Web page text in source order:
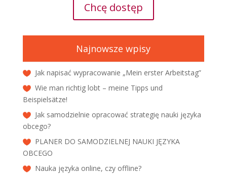
Chcę dostęp
Najnowsze wpisy
Jak napisać wypracowanie „Mein erster Arbeitstag”
Wie man richtig lobt – meine Tipps und
Beispielsätze!
Jak samodzielnie opracować strategię nauki języka
obcego?
PLANER DO SAMODZIELNEJ NAUKI JĘZYKA
OBCEGO
Nauka języka online, czy offline?